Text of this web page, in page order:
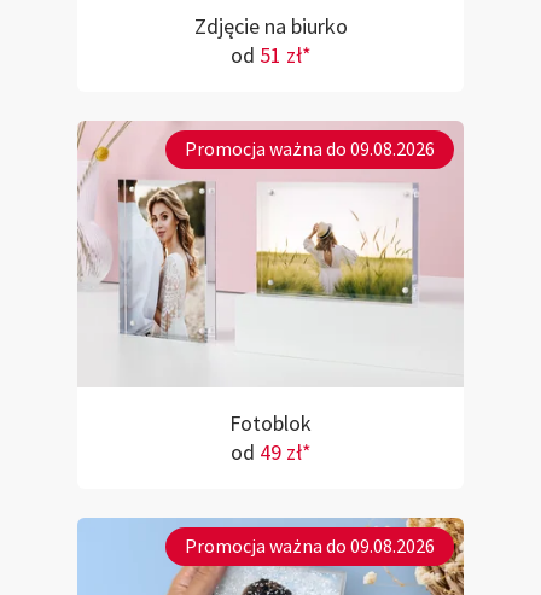
Zdjęcie na biurko
od 51 zł*
Promocja ważna do 09.08.2026
Fotoblok
od 49 zł*
Promocja ważna do 09.08.2026